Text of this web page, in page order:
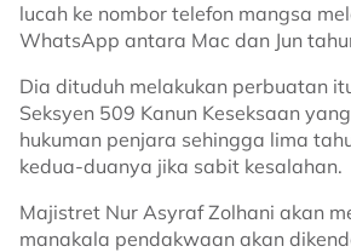
lucah ke nombor telefon mangsa
WhatsApp antara Mac dan Jun
Dia dituduh melakukan perbuatan
Seksyen 509 Kanun Keseksaan
hukuman penjara sehingga lima
kedua-duanya jika sabit kesalahan.
Majistret Nur Asyraf Zolhani akan
manakala pendakwaan akan